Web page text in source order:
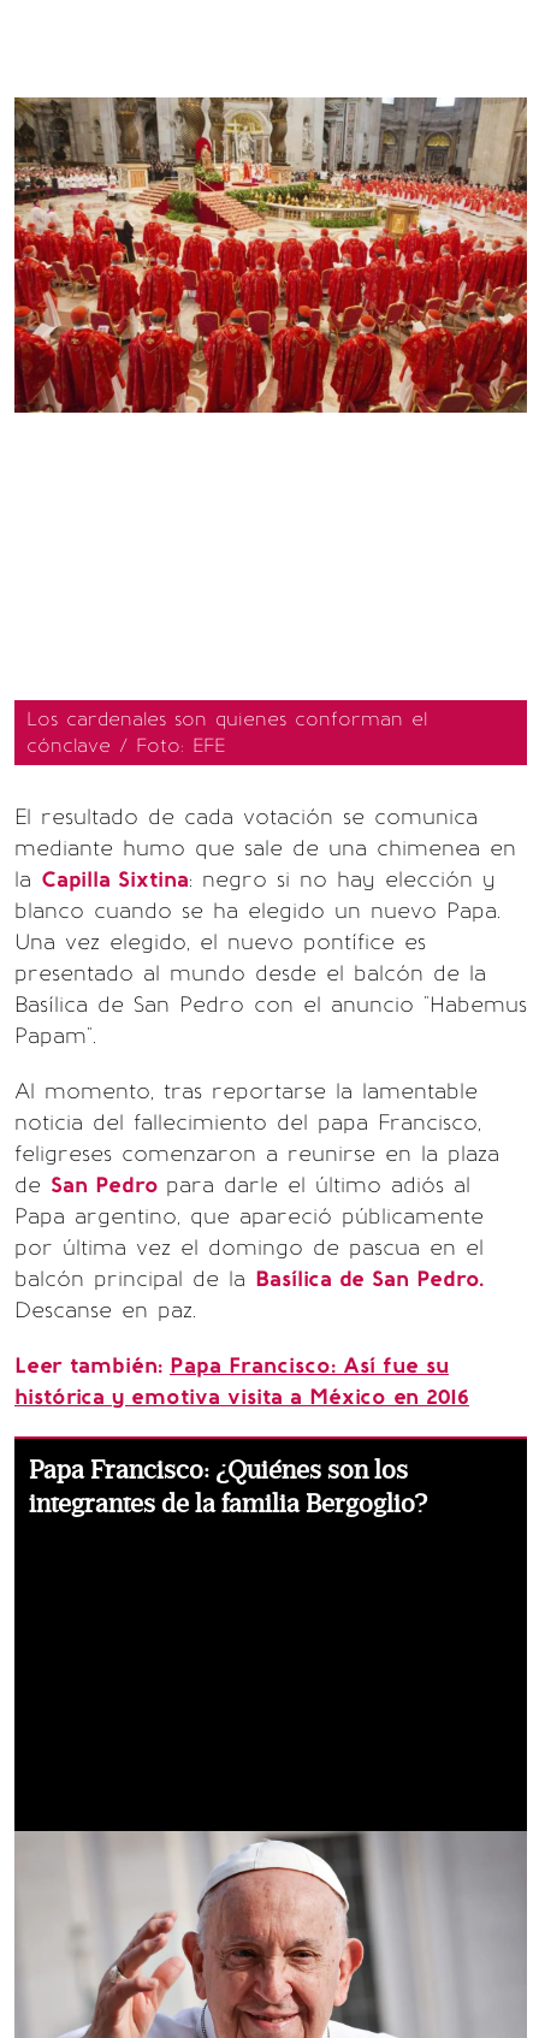
Los cardenales son quienes conforman el
cónclave / Foto: EFE
El resultado de cada votación se comunica
mediante humo que sale de una chimenea en
la Capilla Sixtina: negro si no hay elección y
blanco cuando se ha elegido un nuevo Papa.
Una vez elegido, el nuevo pontífice es
presentado al mundo desde el balcón de la
Basílica de San Pedro con el anuncio "Habemus
Papam".
Al momento, tras reportarse la lamentable
noticia del fallecimiento del papa Francisco,
feligreses comenzaron a reunirse en la plaza
de San Pedro para darle el último adiós al
Papa argentino, que apareció públicamente
por última vez el domingo de pascua en el
balcón principal de la Basílica de San Pedro.
Descanse en paz.
Leer también: Papa Francisco: Así fue su
histórica y emotiva visita a México en 2016
Papa Francisco: ¿Quiénes son los
integrantes de la familia Bergoglio?